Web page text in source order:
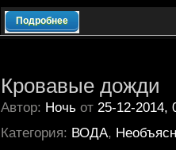
Подробнее
Кровавые дожди
Автор: Ночь от 25-12-2014,
Категория: ВОДА,